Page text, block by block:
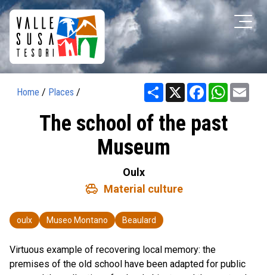
Home / Places / Share X Facebook
The school of the past
Museum
Oulx
toys Material culture
oulx Museo Montano Beaulard
Virtuous example of recovering local memory: the
premises of the old school have been adapted for public